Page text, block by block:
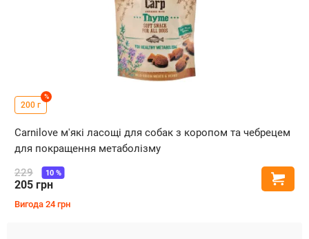
200 г
%
Carnilove м'які ласощі для собак з коропом та чебрецем
для покращення метаболізму
229
205 грн
10%
Вигода 24 грн